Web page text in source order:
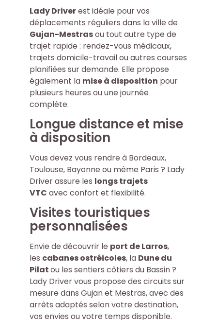
Lady Driverest idéale pour vos
déplacements réguliers dans la ville de
Gujan-Mestrasou tout autre type de
trajet rapide : rendez-vous médicaux,
trajets domicile-travail ou autres courses
planifiées sur demande. Elle propose
également la mise à disposition pour
plusieurs heures ou une journée
complète.
Longue distance et mise
à disposition
Vous devez vous rendre à Bordeaux,
Toulouse, Bayonne ou même Paris ? Lady
Driver assure les longs trajets
VTC avec confort et flexibilité.
Visites touristiques
personnalisées
Envie de découvrir le port de Larros,
les cabanes ostréicoles, la Dune du
Pilatou les sentiers côtiers du Bassin ?
Lady Driver vous propose des circuits sur
mesure dans Gujan et Mestras, avec des
arrêts adaptés selon votre destination,
vos envies ou votre temps disponible.